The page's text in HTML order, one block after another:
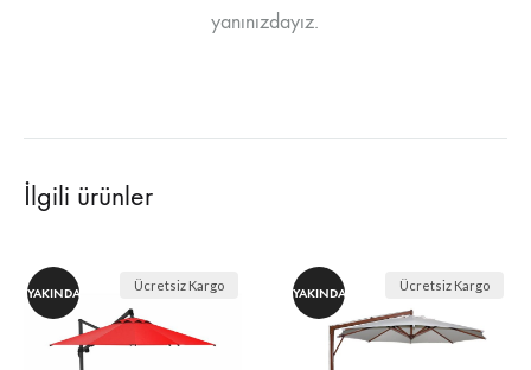
yanınızdayız.
İlgili ürünler
YAKINDA Ücretsiz Kargo YAKINDA Ücretsiz Kargo